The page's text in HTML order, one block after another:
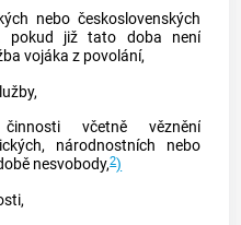
nebo československých
pokud již tato doba není
vojáka z povolání,
včetně věznění
národnostních nebo
nesvobody,2)